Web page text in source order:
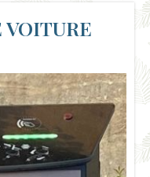
VOITURE